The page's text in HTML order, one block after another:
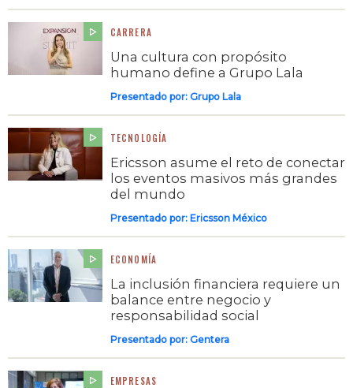
CARRERA
Una cultura con propósito
humano define a Grupo Lala
Presentado por: Grupo Lala
TECNOLOGÍA
Ericsson asume el reto de conectar
los eventos masivos más grandes
del mundo
Presentado por: Ericsson México
ECONOMÍA
La inclusión financiera requiere un
balance entre negocio y
responsabilidad social
Presentado por: Gentera
EMPRESAS